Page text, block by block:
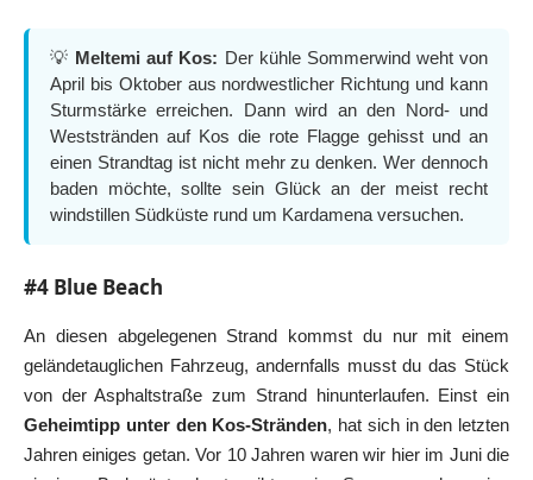
💡 Meltemi auf Kos: Der kühle Sommerwind weht von
April bis Oktober aus nordwestlicher Richtung und kann
Sturmstärke erreichen. Dann wird an den Nord- und
Weststränden auf Kos die rote Flagge gehisst und an
einen Strandtag ist nicht mehr zu denken. Wer dennoch
baden möchte, sollte sein Glück an der meist recht
windstillen Südküste rund um Kardamena versuchen.
#4 Blue Beach
An diesen abgelegenen Strand kommst du nur mit einem
geländetauglichen Fahrzeug, andernfalls musst du das Stück
von der Asphaltstraße zum Strand hinunterlaufen. Einst ein
Geheimtipp unter den Kos-Stränden, hat sich in den letzten
Jahren einiges getan. Vor 10 Jahren waren wir hier im Juni die